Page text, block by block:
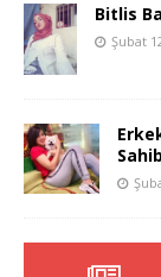
Bitlis
Şubat